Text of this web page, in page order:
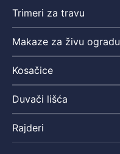
Trimeri za travu
Makaze za živu ogradu
Kosačice
Duvači lišća
Rajderi